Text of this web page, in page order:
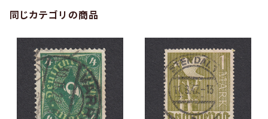
同じカテゴリの商品